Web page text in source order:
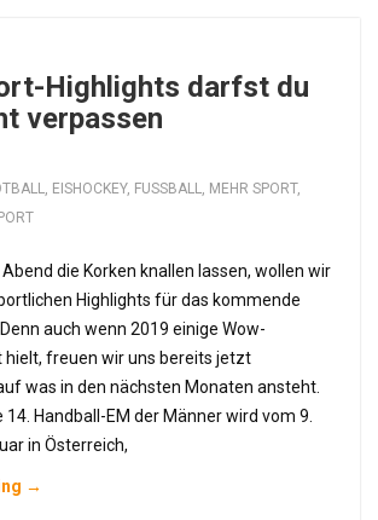
Highlights darfst du
verpassen
, EISHOCKEY, FUSSBALL, MEHR SPORT,
die Korken knallen lassen, wollen wir
Highlights für das kommende
auch wenn 2019 einige Wow-
hielt, freuen wir uns bereits jetzt
was in den nächsten Monaten ansteht.
14. Handball-EM der Männer wird vom 9.
in Österreich,
→